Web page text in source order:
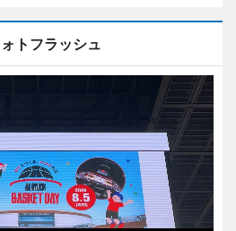
トフラッシュ